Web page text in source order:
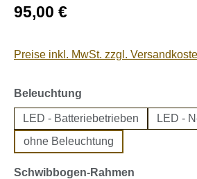
Regulärer Preis:
95,00 €
Preise inkl. MwSt. zzgl.
Beleuchtung
LED - Batteriebetrieben
LED -
ohne Beleuchtung
Schwibbogen-Rahmen